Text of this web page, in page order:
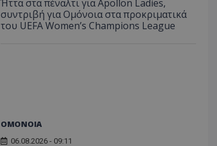
Ήττα στα πέναλτι για Apollon Ladies,
συντριβή για Ομόνοια στα προκριματικά
του UEFA Women’s Champions League
ΟΜΟΝΟΙΑ
06.08.2026 - 09:11